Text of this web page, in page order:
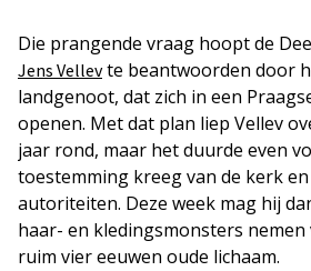
Die prangende vraag hoopt de
Jens Vellevte beantwoorden door
landgenoot, dat zich in een
openen. Met dat plan liep Vellev
jaar rond, maar het duurde even
toestemming kreeg van de kerk en
autoriteiten. Deze week mag hij
haar- en kledingsmonsters nemen
ruim vier eeuwen oude lichaam.